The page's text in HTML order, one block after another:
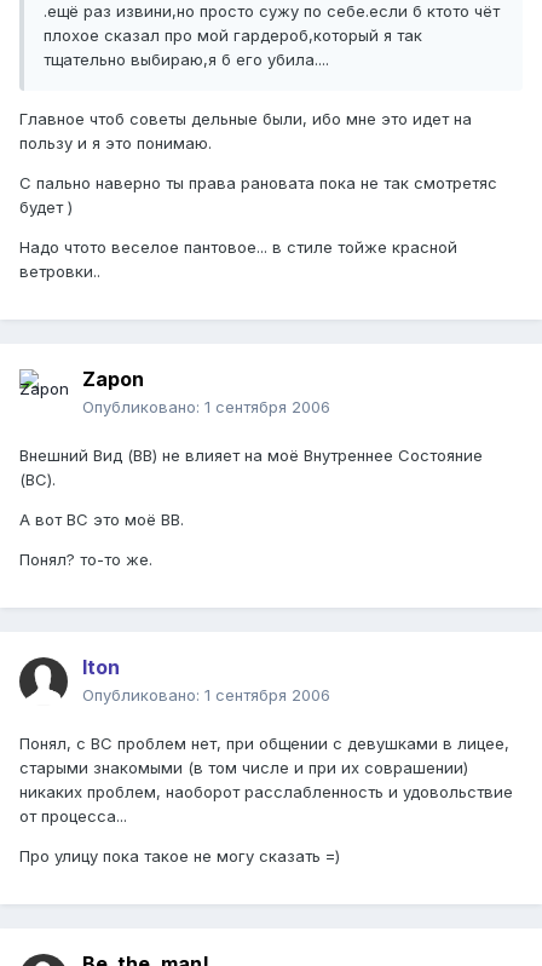
.ещё раз извини,но просто сужу по себе.если б ктото чёт
плохое сказал про мой гардероб,который я так
тщательно выбираю,я б его убила....
Главное чтоб советы дельные были, ибо мне это идет на
пользу и я это понимаю.
С пально наверно ты права рановата пока не так смотретяс
будет )
Надо чтото веселое пантовое... в стиле тойже красной
ветровки..
Zapon
Опубликовано: 1 сентября 2006
Внешний Вид (ВВ) не влияет на моё Внутреннее Состояние
(ВС).
А вот ВС это моё ВВ.
Понял? то-то же.
Iton
Опубликовано: 1 сентября 2006
Понял, с ВС проблем нет, при общении с девушками в лицее,
старыми знакомыми (в том числе и при их соврашении)
никаких проблем, наоборот расслабленность и удовольствие
от процесса...
Про улицу пока такое не могу сказать =)